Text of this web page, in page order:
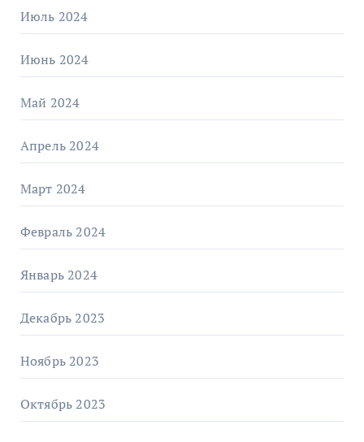
Июль 2024
Июнь 2024
Май 2024
Апрель 2024
Март 2024
Февраль 2024
Январь 2024
Декабрь 2023
Ноябрь 2023
Октябрь 2023